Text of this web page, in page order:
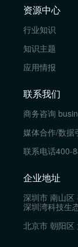
资源中心
行业知识
知识主题
应用情报
联系我们
商务咨询
媒体合作/数据
联系电话400-
企业地址
深圳市 南山区
深圳湾科技生
北京市 朝阳区